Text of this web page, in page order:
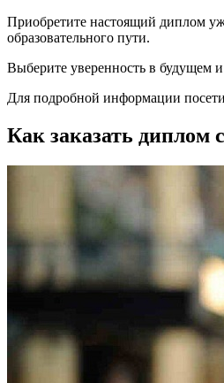
Приобретите настоящий диплом
образовательного пути.
Выберите уверенность в будущем
Для подробной информации
Как заказать диплом